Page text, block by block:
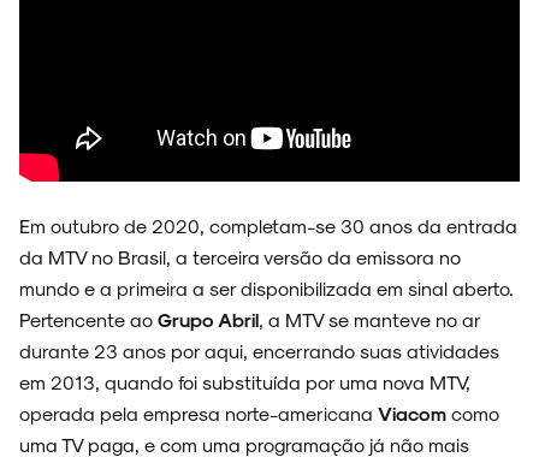
Em outubro de 2020, completam-se 30 anos da entrada
da MTV no Brasil, a terceira versão da emissora no
mundo e a primeira a ser disponibilizada em sinal aberto.
Pertencente ao Grupo Abril, a MTV se manteve no ar
durante 23 anos por aqui, encerrando suas atividades
em 2013, quando foi substituída por uma nova MTV,
operada pela empresa norte-americana Viacom como
uma TV paga, e com uma programação já não mais